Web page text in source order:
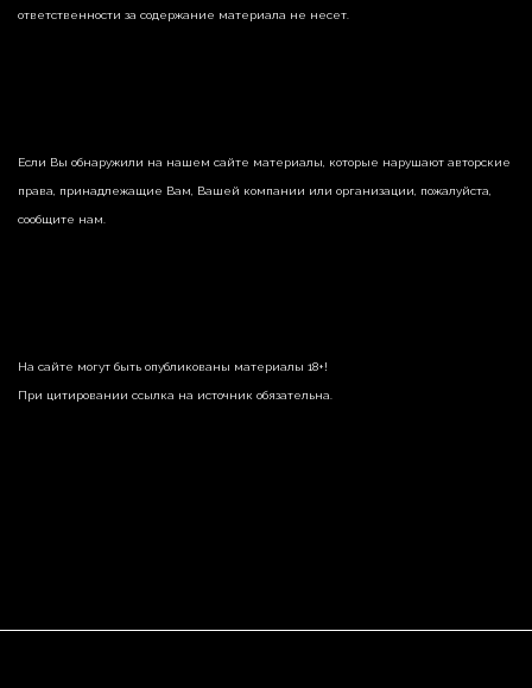
ответственности за содержание материала не несет.
Если Вы обнаружили на нашем сайте материалы, которые нарушают авторские
права, принадлежащие Вам, Вашей компании или организации, пожалуйста,
сообщите нам.
На сайте могут быть опубликованы материалы 18+!
При цитировании ссылка на источник обязательна.